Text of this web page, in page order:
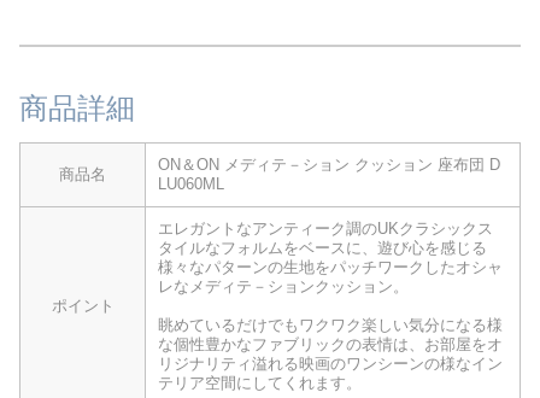
商品詳細
商品名
ON＆ON メディテ－ション クッション 座布団 D
LU060ML
ポイント
エレガントなアンティーク調のUKクラシックス
タイルなフォルムをベースに、遊び心を感じる
様々なパターンの生地をパッチワークしたオシャ
レなメディテ－ションクッション。
眺めているだけでもワクワク楽しい気分になる様
な個性豊かなファブリックの表情は、お部屋をオ
リジナリティ溢れる映画のワンシーンの様なイン
テリア空間にしてくれます。